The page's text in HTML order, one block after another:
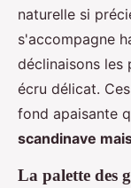
naturelle si
s'accompagne
déclinaisons les
écru délicat.
fond apaisante
scandinave
La palette des